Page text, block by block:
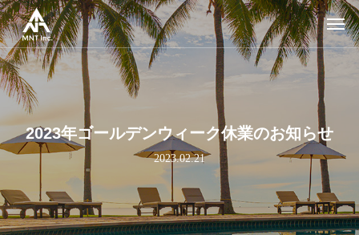
2023年ゴールデンウィーク休業のお知らせ
2023.02.21